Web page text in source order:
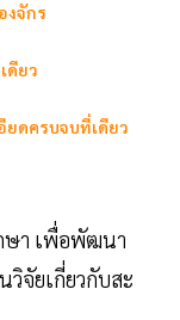
งจักร
ดียว
ยดครบจบที่เดียว
ษา เพื่อพัฒนา
จัยเกี่ยวกับสะ